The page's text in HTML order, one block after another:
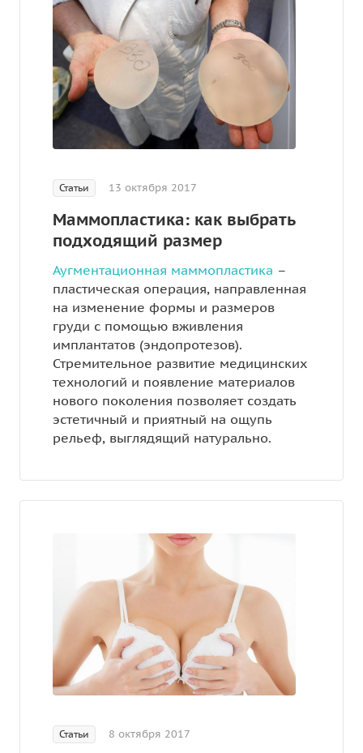
Статьи 13 октября 2017
Маммопластика: как выбрать
подходящий размер
Аугментационная маммопластика –
пластическая операция, направленная
на изменение формы и размеров
груди с помощью вживления
имплантатов (эндопротезов).
Стремительное развитие медицинских
технологий и появление материалов
нового поколения позволяет создать
эстетичный и приятный на ощупь
рельеф, выглядящий натурально.
Статьи 8 октября 2017